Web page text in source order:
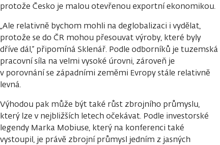
protože Česko je malou otevřenou exportní ekonomikou.
„Ale relativně bychom mohli na deglobalizaci i vydělat,
protože se do ČR mohou přesouvat výroby, které byly
dříve dál,“ připomíná Sklenář. Podle odborníků je tuzemská
pracovní síla na velmi vysoké úrovni, zároveň je
v porovnání se západními zeměmi Evropy stále relativně
levná.
Výhodou pak může být také růst zbrojního průmyslu,
který lze v nejbližších letech očekávat. Podle investorské
legendy Marka Mobiuse, který na konferenci také
vystoupil, je právě zbrojní průmysl jedním z jasných